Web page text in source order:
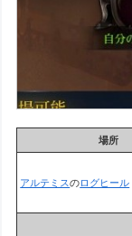
場所
アルテミスのログヒール